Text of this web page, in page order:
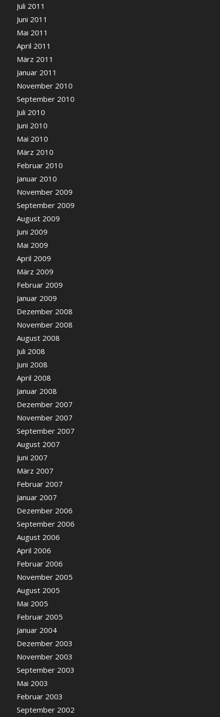
Juli 2011
Juni 2011
Mai 2011
April 2011
März 2011
Januar 2011
November 2010
September 2010
Juli 2010
Juni 2010
Mai 2010
März 2010
Februar 2010
Januar 2010
November 2009
September 2009
August 2009
Juni 2009
Mai 2009
April 2009
März 2009
Februar 2009
Januar 2009
Dezember 2008
November 2008
August 2008
Juli 2008
Juni 2008
April 2008
Januar 2008
Dezember 2007
November 2007
September 2007
August 2007
Juni 2007
März 2007
Februar 2007
Januar 2007
Dezember 2006
September 2006
August 2006
April 2006
Februar 2006
November 2005
August 2005
Mai 2005
Februar 2005
Januar 2004
Dezember 2003
November 2003
September 2003
Mai 2003
Februar 2003
September 2002